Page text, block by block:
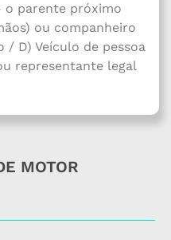
o parente próximo
ou companheiro
D) Veículo de pessoa
representante legal
MOTOR